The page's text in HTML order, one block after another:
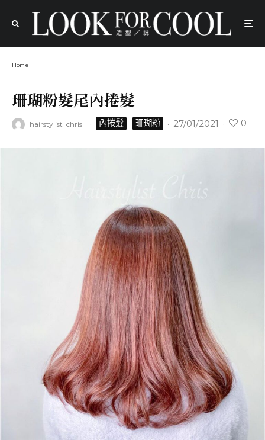
Home
珊瑚粉髮尾內捲髮
hairstylist_chris_ · 內捲髮 珊瑚粉 · 27/01/2021 · 0